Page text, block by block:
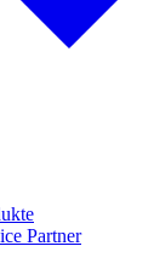
Partner